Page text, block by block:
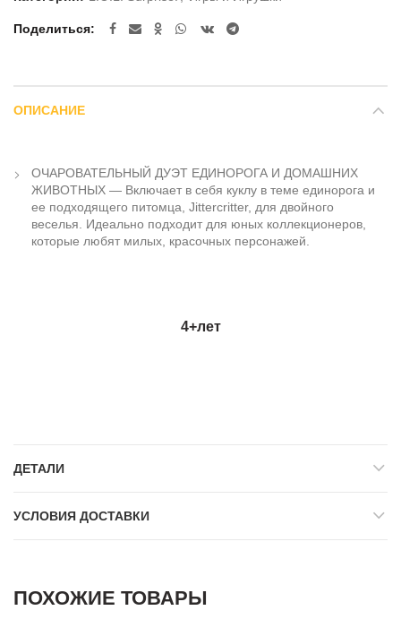
Поделиться
ОПИСАНИЕ
ОЧАРОВАТЕЛЬНЫЙ ДУЭТ ЕДИНОРОГА И ДОМАШНИХ
ЖИВОТНЫХ — Включает в себя куклу в теме единорога и
ее подходящего питомца, Jittercritter, для двойного
веселья. Идеально подходит для юных коллекционеров,
которые любят милых, красочных персонажей.
4+лет
ДЕТАЛИ
УСЛОВИЯ ДОСТАВКИ
ПОХОЖИЕ ТОВАРЫ